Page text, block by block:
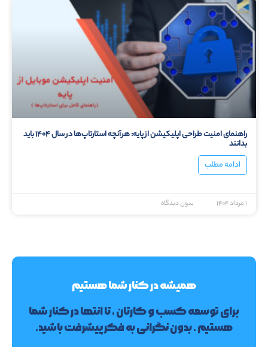
راهنمای امنیت طراحی اپلیکیشن از پایه: هرآنچه استارتاپ‌ها در سال ۱۴۰۴ باید
بدانند
ادامه مطلب
۱ مرداد ۱۴۰۴ بدون دیدگاه
همیشه در کنار شما هستیم
برای توسعه کسب و کارتان ، تا انتها در کنار شما
هستیم . بدون نگرانی به فکر پیشرفت باشید.